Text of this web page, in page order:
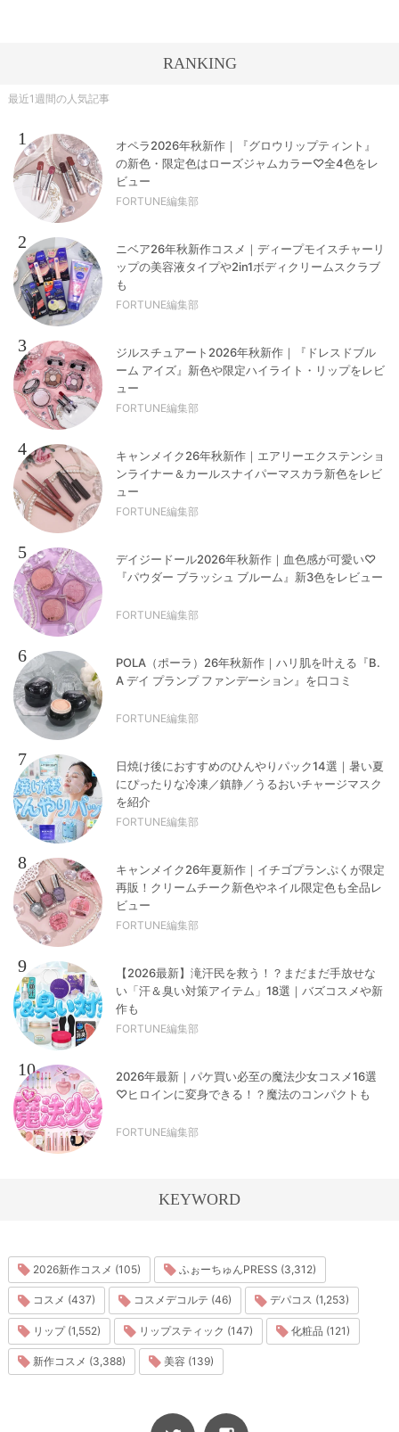
RANKING
最近1週間の人気記事
1
オペラ2026年秋新作｜『グロウリップティント』
の新色・限定色はローズジャムカラー♡全4色をレ
ビュー
FORTUNE編集部
2
ニベア26年秋新作コスメ｜ディープモイスチャーリ
ップの美容液タイプや2in1ボディクリームスクラブ
も
FORTUNE編集部
3
ジルスチュアート2026年秋新作｜『ドレスドブル
ーム アイズ』新色や限定ハイライト・リップをレビ
ュー
FORTUNE編集部
4
キャンメイク26年秋新作｜エアリーエクステンショ
ンライナー＆カールスナイパーマスカラ新色をレビ
ュー
FORTUNE編集部
5
デイジードール2026年秋新作｜血色感が可愛い♡
『パウダー ブラッシュ ブルーム』新3色をレビュー
FORTUNE編集部
6
POLA（ポーラ）26年秋新作｜ハリ肌を叶える『B.
A デイ プランプ ファンデーション』を口コミ
FORTUNE編集部
7
日焼け後におすすめのひんやりパック14選｜暑い夏
にぴったりな冷凍／鎮静／うるおいチャージマスク
を紹介
FORTUNE編集部
8
キャンメイク26年夏新作｜イチゴプランぷくが限定
再販！クリームチーク新色やネイル限定色も全品レ
ビュー
FORTUNE編集部
9
【2026最新】滝汗民を救う！？まだまだ手放せな
い「汗＆臭い対策アイテム」18選｜バズコスメや新
作も
FORTUNE編集部
10
2026年最新｜パケ買い必至の魔法少女コスメ16選
♡ヒロインに変身できる！？魔法のコンパクトも
FORTUNE編集部
KEYWORD
2026新作コスメ (105) ふぉーちゅんPRESS (3,312)
コスメ (437) コスメデコルテ (46) デパコス (1,253)
リップ (1,552) リップスティック (147) 化粧品 (121)
新作コスメ (3,388) 美容 (139)